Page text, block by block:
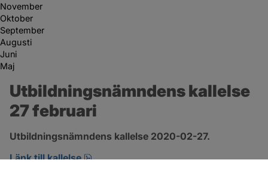
November
Oktober
September
Augusti
Juni
Maj
Utbildningsnämndens kallelse
27 februari
Utbildningsnämndens kallelse 2020-02-27.
Länk till kallelse
pdf, öppnas i nytt fönster.